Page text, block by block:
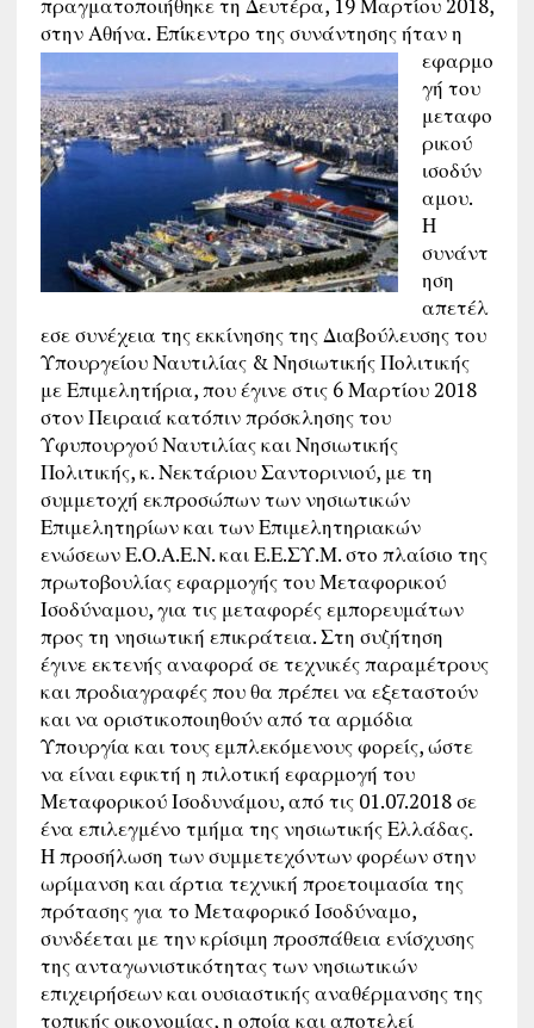
στην Αθήνα. Επίκεντρο της συνάντησης ήταν η
εφαρμο
γή του
μεταφο
ρικού
ισοδύν
αμου.
Η
συνάντ
ηση
απετέλ
εσε συνέχεια της εκκίνησης της Διαβούλευσης του
Υπουργείου Ναυτιλίας & Νησιωτικής Πολιτικής
με Επιμελητήρια, που έγινε στις 6 Μαρτίου 2018
στον Πειραιά κατόπιν πρόσκλησης του
Υφυπουργού Ναυτιλίας και Νησιωτικής
Πολιτικής, κ. Νεκτάριου Σαντορινιού, με τη
συμμετοχή εκπροσώπων των νησιωτικών
Επιμελητηρίων και των Επιμελητηριακών
ενώσεων Ε.Ο.Α.Ε.Ν. και Ε.Ε.ΣΥ.Μ. στο πλαίσιο της
πρωτοβουλίας εφαρμογής του Μεταφορικού
Ισοδύναμου, για τις μεταφορές εμπορευμάτων
προς τη νησιωτική επικράτεια. Στη συζήτηση
έγινε εκτενής αναφορά σε τεχνικές παραμέτρους
και προδιαγραφές που θα πρέπει να εξεταστούν
και να οριστικοποιηθούν από τα αρμόδια
Υπουργία και τους εμπλεκόμενους φορείς, ώστε
να είναι εφικτή η πιλοτική εφαρμογή του
Μεταφορικού Ισοδυνάμου, από τις 01.07.2018 σε
ένα επιλεγμένο τμήμα της νησιωτικής Ελλάδας.
Η προσήλωση των συμμετεχόντων φορέων στην
ωρίμανση και άρτια τεχνική προετοιμασία της
πρότασης για το Μεταφορικό Ισοδύναμο,
συνδέεται με την κρίσιμη προσπάθεια ενίσχυσης
της ανταγωνιστικότητας των νησιωτικών
επιχειρήσεων και ουσιαστικής αναθέρμανσης της
τοπικής οικονομίας, η οποία και αποτελεί